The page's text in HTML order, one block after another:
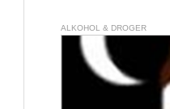
ALKOHOL & DROGER